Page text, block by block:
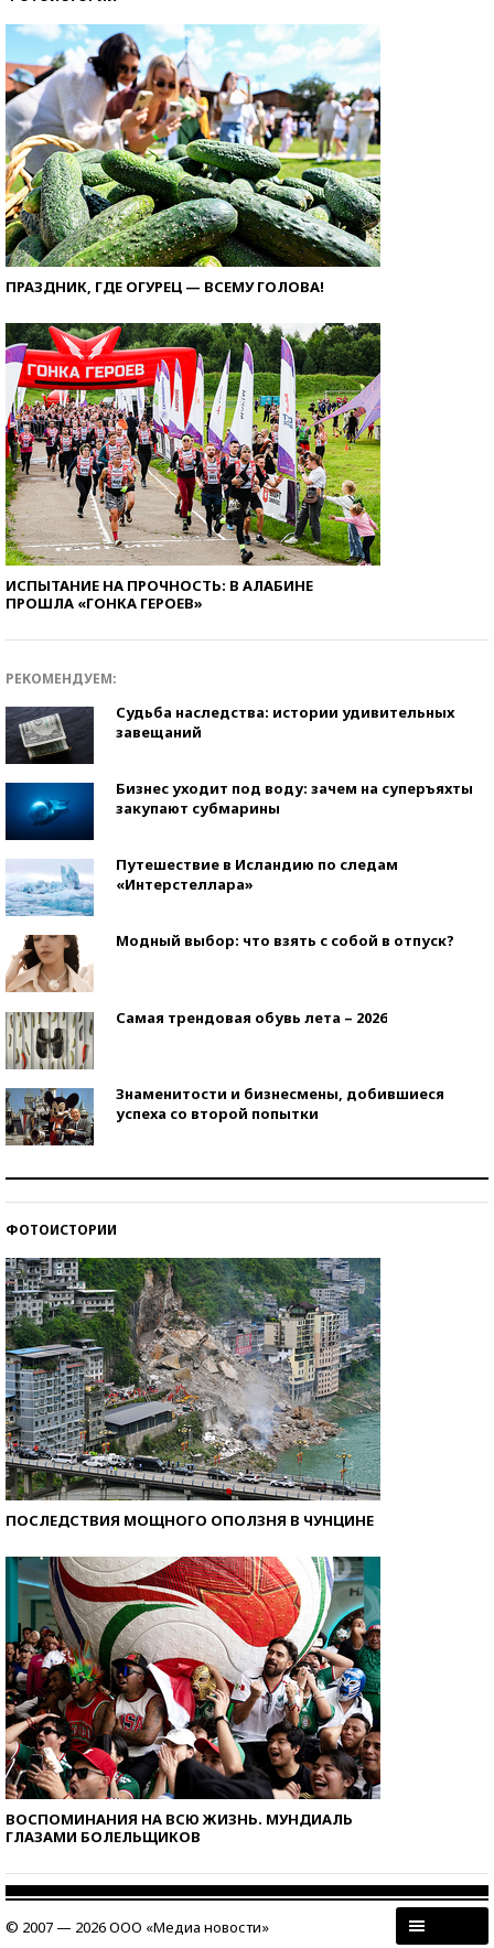
ПРАЗДНИК, ГДЕ ОГУРЕЦ — ВСЕМУ ГОЛОВА!
ИСПЫТАНИЕ НА ПРОЧНОСТЬ: В АЛАБИНЕ
ПРОШЛА «ГОНКА ГЕРОЕВ»
РЕКОМЕНДУЕМ:
Судьба наследства: истории удивительных
завещаний
Бизнес уходит под воду: зачем на суперъяхты
закупают субмарины
Путешествие в Исландию по следам
«Интерстеллара»
Модный выбор: что взять с собой в отпуск?
Самая трендовая обувь лета – 2026
Знаменитости и бизнесмены, добившиеся
успеха со второй попытки
ФОТОИСТОРИИ
ПОСЛЕДСТВИЯ МОЩНОГО ОПОЛЗНЯ В ЧУНЦИНЕ
ВОСПОМИНАНИЯ НА ВСЮ ЖИЗНЬ. МУНДИАЛЬ
ГЛАЗАМИ БОЛЕЛЬЩИКОВ
© 2007 — 2026 ООО «Медиа новости»